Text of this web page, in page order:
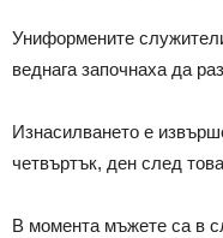
Униформените
веднага започнаха да
Изнасилването е
четвъртък, ден след
В момента мъжете са в